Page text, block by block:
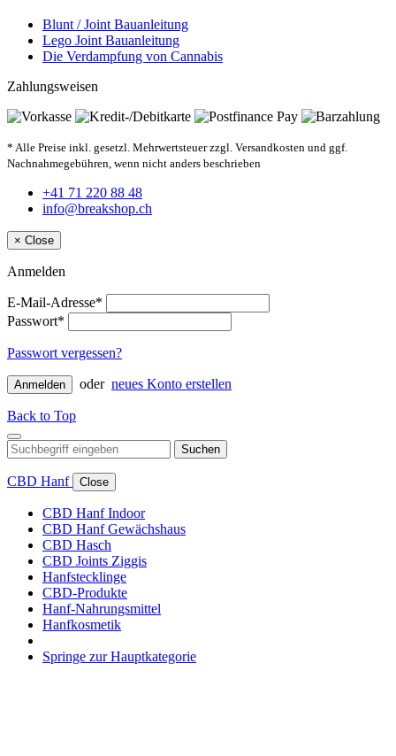
Blunt / Joint Bauanleitung
Lego Joint Bauanleitung
Die Verdampfung von Cannabis
Zahlungsweisen
* Alle Preise inkl. gesetzl. Mehrwertsteuer zzgl. Versandkosten und ggf.
Nachnahmegebühren, wenn nicht anders beschrieben
+41 71 220 88 48
info@breakshop.ch
× Close
Anmelden
E-Mail-Adresse*
Passwort*
Passwort vergessen?
Anmelden oder neues Konto erstellen
Back to Top
Suchen
CBD Hanf Close
CBD Hanf Indoor
CBD Hanf Gewächshaus
CBD Hasch
CBD Joints Ziggis
Hanfstecklinge
CBD-Produkte
Hanf-Nahrungsmittel
Hanfkosmetik
Springe zur Hauptkategorie